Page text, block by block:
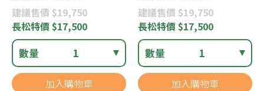
建議售價 $19,750
長松特價 $17,500
數量 1
加入購物車
建議售價 $19,750
長松特價 $17,500
數量 1
加入購物車